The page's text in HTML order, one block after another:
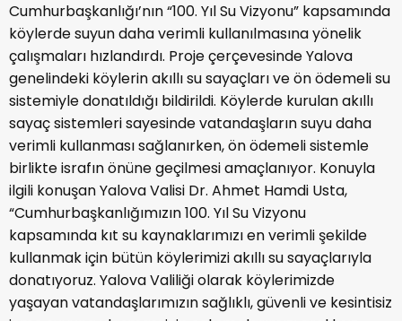
Cumhurbaşkanlığı’nın “100. Yıl Su Vizyonu” kapsamında
köylerde suyun daha verimli kullanılmasına yönelik
çalışmaları hızlandırdı. Proje çerçevesinde Yalova
genelindeki köylerin akıllı su sayaçları ve ön ödemeli su
sistemiyle donatıldığı bildirildi. Köylerde kurulan akıllı
sayaç sistemleri sayesinde vatandaşların suyu daha
verimli kullanması sağlanırken, ön ödemeli sistemle
birlikte israfın önüne geçilmesi amaçlanıyor. Konuyla
ilgili konuşan Yalova Valisi Dr. Ahmet Hamdi Usta,
“Cumhurbaşkanlığımızın 100. Yıl Su Vizyonu
kapsamında kıt su kaynaklarımızı en verimli şekilde
kullanmak için bütün köylerimizi akıllı su sayaçlarıyla
donatıyoruz. Yalova Valiliği olarak köylerimizde
yaşayan vatandaşlarımızın sağlıklı, güvenli ve kesintisiz